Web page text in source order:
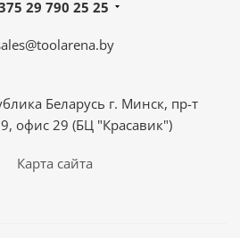
29 790 25 25
Беларусь г. Минск, пр-т
офис 29 (БЦ "Красавик")
Карта сайта